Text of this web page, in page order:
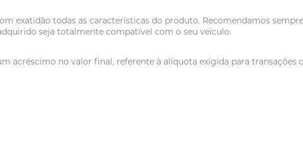
exatidão todas as características do produto. Recomendamos
seja totalmente compatível com o seu veículo.
acréscimo no valor final, referente à alíquota exigida para transações